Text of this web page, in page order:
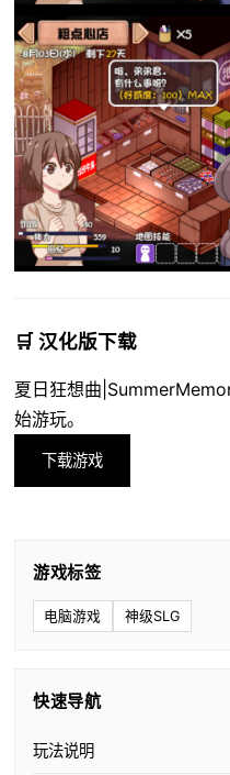
🛒 汉化版下载
夏日狂想曲
始游玩。
下载游戏
游戏标签
电脑游戏 神级SLG
快速导航
玩法说明